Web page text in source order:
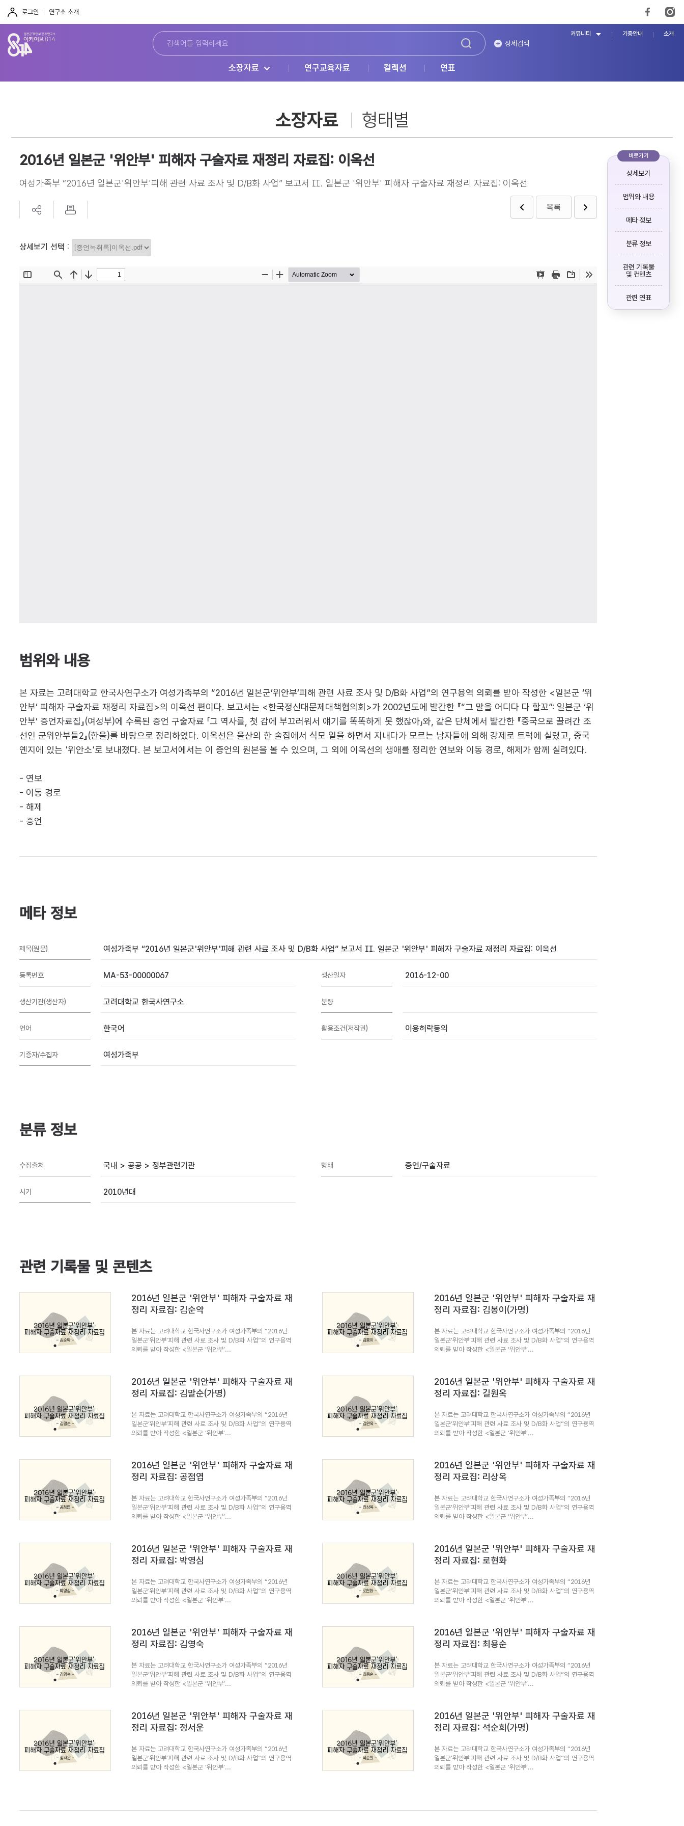
로그인 연구소 소개
상세검색
소장자료 연구교육자료 컬렉션 연표
커뮤니티 기증안내 소개
소장자료 형태별
2016년 일본군 '위안부' 피해자 구술자료 재정리 자료집: 이옥선
여성가족부 “2016년 일본군'위안부'피해 관련 사료 조사 및 D/B화 사업” 보고서 II. 일본군 '위안부' 피해자 구술자료 재정리 자료집: 이옥선
목록
상세보기 선택 :
범위와 내용
본 자료는 고려대학교 한국사연구소가 여성가족부의 “2016년 일본군’위안부’피해 관련 사료 조사 및 D/B화 사업”의 연구용역 의뢰를 받아 작성한 <일본군 ‘위
안부’ 피해자 구술자료 재정리 자료집>의 이옥선 편이다. 보고서는 <한국정신대문제대책협의회>가 2002년도에 발간한 『“그 말을 어디다 다 할꼬”: 일본군 ‘위
안부’ 증언자료집』(여성부)에 수록된 증언 구술자료 「그 역사를, 첫 감에 부끄러워서 얘기를 똑똑하게 못 했잖아」와, 같은 단체에서 발간한 『중국으로 끌려간 조
선인 군위안부들2』(한울)를 바탕으로 정리하였다. 이옥선은 울산의 한 술집에서 식모 일을 하면서 지내다가 모르는 남자들에 의해 강제로 트럭에 실렸고, 중국
옌지에 있는 '위안소'로 보내졌다. 본 보고서에서는 이 증언의 원본을 볼 수 있으며, 그 외에 이옥선의 생애를 정리한 연보와 이동 경로, 해제가 함께 실려있다.
- 연보
- 이동 경로
- 해제
- 증언
메타 정보
제목(원문) 여성가족부 “2016년 일본군'위안부'피해 관련 사료 조사 및 D/B화 사업” 보고서 II. 일본군 '위안부' 피해자 구술자료 재정리 자료집: 이옥선
등록번호 MA-53-00000067 생산일자 2016-12-00
생산기관(생산자) 고려대학교 한국사연구소 분량
언어 한국어 활용조건(저작권) 이용허락동의
기증자/수집자 여성가족부
분류 정보
수집출처 국내 > 공공 > 정부관련기관 형태 증언/구술자료
시기 2010년대
관련 기록물 및 콘텐츠
2016년 일본군 '위안부' 피해자 구술자료 재
정리 자료집: 김순악
본 자료는 고려대학교 한국사연구소가 여성가족부의 “2016년
일본군’위안부’피해 관련 사료 조사 및 D/B화 사업”의 연구용역
의뢰를 받아 작성한 <일본군 ‘위안부’...
2016년 일본군 '위안부' 피해자 구술자료 재
정리 자료집: 김봉이(가명)
본 자료는 고려대학교 한국사연구소가 여성가족부의 “2016년
일본군’위안부’피해 관련 사료 조사 및 D/B화 사업”의 연구용역
의뢰를 받아 작성한 <일본군 ‘위안부’...
2016년 일본군 '위안부' 피해자 구술자료 재
정리 자료집: 김말순(가명)
본 자료는 고려대학교 한국사연구소가 여성가족부의 “2016년
일본군’위안부’피해 관련 사료 조사 및 D/B화 사업”의 연구용역
의뢰를 받아 작성한 <일본군 ‘위안부’...
2016년 일본군 '위안부' 피해자 구술자료 재
정리 자료집: 길원옥
본 자료는 고려대학교 한국사연구소가 여성가족부의 “2016년
일본군’위안부’피해 관련 사료 조사 및 D/B화 사업”의 연구용역
의뢰를 받아 작성한 <일본군 ‘위안부’...
2016년 일본군 '위안부' 피해자 구술자료 재
정리 자료집: 공점엽
본 자료는 고려대학교 한국사연구소가 여성가족부의 “2016년
일본군’위안부’피해 관련 사료 조사 및 D/B화 사업”의 연구용역
의뢰를 받아 작성한 <일본군 ‘위안부’...
2016년 일본군 '위안부' 피해자 구술자료 재
정리 자료집: 리상옥
본 자료는 고려대학교 한국사연구소가 여성가족부의 “2016년
일본군’위안부’피해 관련 사료 조사 및 D/B화 사업”의 연구용역
의뢰를 받아 작성한 <일본군 ‘위안부’...
2016년 일본군 '위안부' 피해자 구술자료 재
정리 자료집: 박영심
본 자료는 고려대학교 한국사연구소가 여성가족부의 “2016년
일본군’위안부’피해 관련 사료 조사 및 D/B화 사업”의 연구용역
의뢰를 받아 작성한 <일본군 ‘위안부’...
2016년 일본군 '위안부' 피해자 구술자료 재
정리 자료집: 로현화
본 자료는 고려대학교 한국사연구소가 여성가족부의 “2016년
일본군’위안부’피해 관련 사료 조사 및 D/B화 사업”의 연구용역
의뢰를 받아 작성한 <일본군 ‘위안부’...
2016년 일본군 '위안부' 피해자 구술자료 재
정리 자료집: 김영숙
본 자료는 고려대학교 한국사연구소가 여성가족부의 “2016년
일본군’위안부’피해 관련 사료 조사 및 D/B화 사업”의 연구용역
의뢰를 받아 작성한 <일본군 ‘위안부’...
2016년 일본군 '위안부' 피해자 구술자료 재
정리 자료집: 최용순
본 자료는 고려대학교 한국사연구소가 여성가족부의 “2016년
일본군’위안부’피해 관련 사료 조사 및 D/B화 사업”의 연구용역
의뢰를 받아 작성한 <일본군 ‘위안부’...
2016년 일본군 '위안부' 피해자 구술자료 재
정리 자료집: 정서운
본 자료는 고려대학교 한국사연구소가 여성가족부의 “2016년
일본군’위안부’피해 관련 사료 조사 및 D/B화 사업”의 연구용역
의뢰를 받아 작성한 <일본군 ‘위안부’...
2016년 일본군 '위안부' 피해자 구술자료 재
정리 자료집: 석순희(가명)
본 자료는 고려대학교 한국사연구소가 여성가족부의 “2016년
일본군’위안부’피해 관련 사료 조사 및 D/B화 사업”의 연구용역
의뢰를 받아 작성한 <일본군 ‘위안부’...
바로가기
상세보기
범위와 내용
메타 정보
분류 정보
관련 기록물
및 컨텐츠
관련 연표